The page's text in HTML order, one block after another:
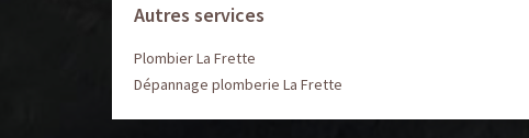
Autres services
Plombier La Frette
Dépannage plomberie La Frette